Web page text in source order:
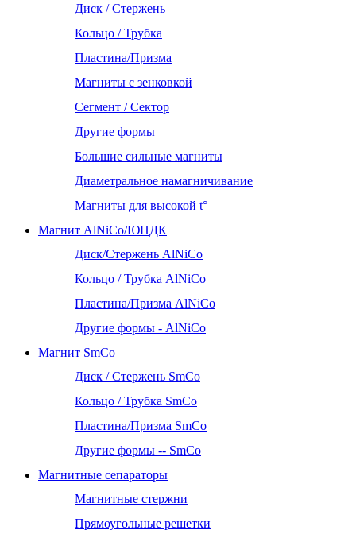
Диск / Стержень
Кольцо / Трубка
Пластина/Призма
Магниты с зенковкой
Сегмент / Сектор
Другие формы
Большие сильные магниты
Диаметральное намагничивание
Магниты для высокой t°
Магнит AlNiCo/ЮНДК
Диск/Стержень AlNiCo
Кольцо / Трубка AlNiCo
Пластина/Призма AlNiCo
Другие формы - AlNiCo
Магнит SmCo
Диск / Стержень SmCo
Кольцо / Трубка SmCo
Пластина/Призма SmCo
Другие формы -- SmCo
Магнитные сепараторы
Магнитные стержни
Прямоугольные решетки